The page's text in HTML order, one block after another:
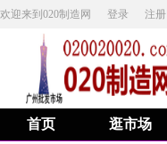
欢迎来到020制造网 登录 注册
首页 逛市场